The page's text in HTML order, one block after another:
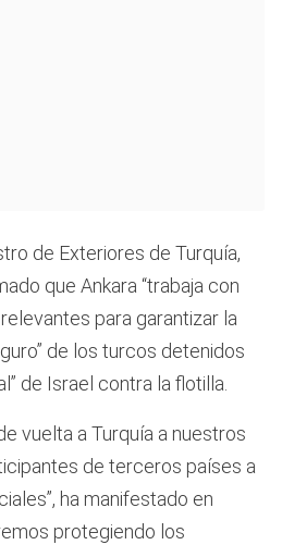
de Exteriores de Turquía,
que Ankara “trabaja con
para garantizar la
de los turcos detenidos
de Israel contra la flotilla.
vuelta a Turquía a nuestros
de terceros países a
ha manifestado en
protegiendo los